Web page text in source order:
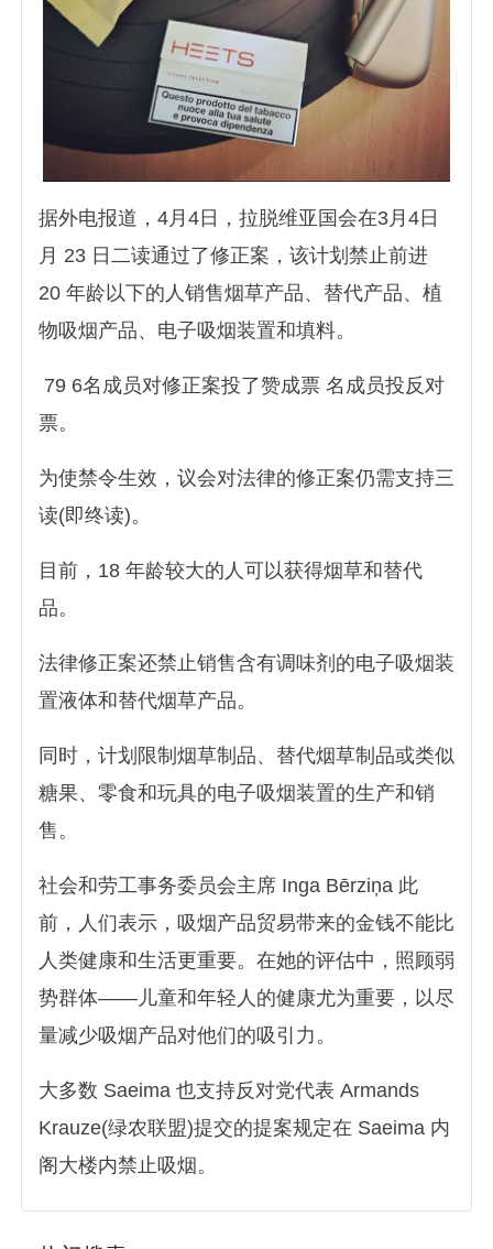
据外电报道，4月4日，拉脱维亚国会在3月4日
月 23 日二读通过了修正案，该计划禁止前进
20 年龄以下的人销售烟草产品、替代产品、植
物吸烟产品、电子吸烟装置和填料。
79 6名成员对修正案投了赞成票 名成员投反对
票。
为使禁令生效，议会对法律的修正案仍需支持三
读(即终读)。
目前，18 年龄较大的人可以获得烟草和替代
品。
法律修正案还禁止销售含有调味剂的电子吸烟装
置液体和替代烟草产品。
同时，计划限制烟草制品、替代烟草制品或类似
糖果、零食和玩具的电子吸烟装置的生产和销
售。
社会和劳工事务委员会主席 Inga Bērziņa 此
前，人们表示，吸烟产品贸易带来的金钱不能比
人类健康和生活更重要。在她的评估中，照顾弱
势群体——儿童和年轻人的健康尤为重要，以尽
量减少吸烟产品对他们的吸引力。
大多数 Saeima 也支持反对党代表 Armands
Krauze(绿农联盟)提交的提案规定在 Saeima 内
阁大楼内禁止吸烟。